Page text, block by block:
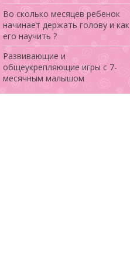
Во сколько месяцев ребенок
начинает держать голову и как
его научить ?
Развивающие и
общеукрепляющие игры с 7-
месячным малышом